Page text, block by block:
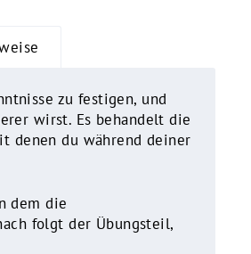
zu festigen, und
wirst. Es behandelt die
denen du während deiner
dem die
folgt der Übungsteil,